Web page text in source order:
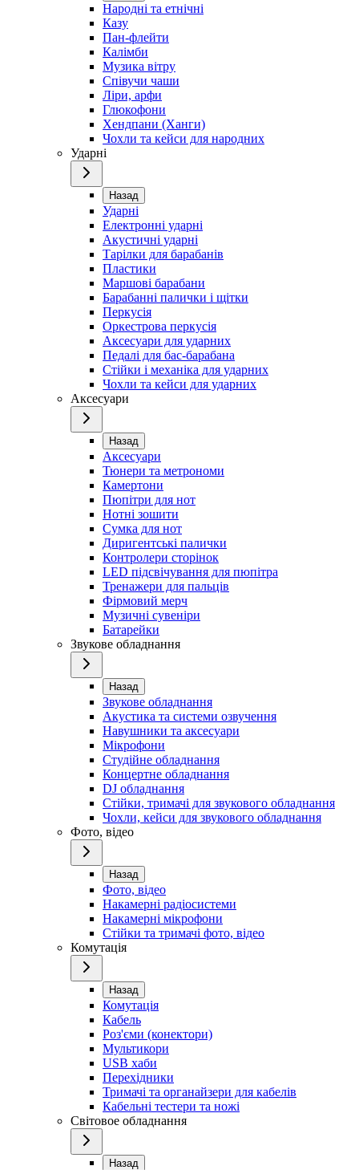
Народні та етнічні
Казу
Пан-флейти
Калімби
Музика вітру
Співучи чаши
Ліри, арфи
Глюкофони
Хендпани (Ханги)
Чохли та кейси для народних
Ударні
Назад
Ударні
Електронні ударні
Акустичні ударні
Тарілки для барабанів
Пластики
Маршові барабани
Барабанні палички і щітки
Перкусія
Оркестрова перкусія
Аксесуари для ударних
Педалі для бас-барабана
Стійки і механіка для ударних
Чохли та кейси для ударних
Аксесуари
Назад
Аксесуари
Тюнери та метрономи
Камертони
Пюпітри для нот
Нотні зошити
Сумка для нот
Диригентські палички
Контролери сторінок
LED підсвічування для пюпітра
Тренажери для пальців
Фірмовий мерч
Музичні сувеніри
Батарейки
Звукове обладнання
Назад
Звукове обладнання
Акустика та системи озвучення
Навушники та аксесуари
Мікрофони
Студійне обладнання
Концертне обладнання
DJ обладнання
Стійки, тримачі для звукового обладнання
Чохли, кейси для звукового обладнання
Фото, відео
Назад
Фото, відео
Накамерні радіосистеми
Накамерні мікрофони
Стійки та тримачі фото, відео
Комутація
Назад
Комутація
Кабель
Роз'єми (конектори)
Мультикори
USB хаби
Перехідники
Тримачі та органайзери для кабелів
Кабельні тестери та ножі
Світовое обладнання
Назад